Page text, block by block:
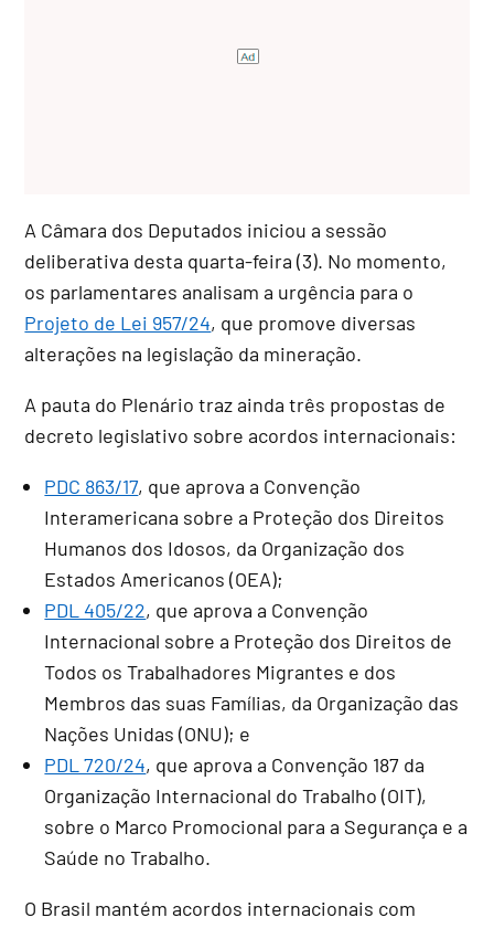
A Câmara dos Deputados iniciou a sessão
deliberativa desta quarta-feira (3). No momento,
os parlamentares analisam a urgência para o
Projeto de Lei 957/24, que promove diversas
alterações na legislação da mineração.
A pauta do Plenário traz ainda três propostas de
decreto legislativo sobre acordos internacionais:
PDC 863/17, que aprova a Convenção
Interamericana sobre a Proteção dos Direitos
Humanos dos Idosos, da Organização dos
Estados Americanos (OEA);
PDL 405/22, que aprova a Convenção
Internacional sobre a Proteção dos Direitos de
Todos os Trabalhadores Migrantes e dos
Membros das suas Famílias, da Organização das
Nações Unidas (ONU); e
PDL 720/24, que aprova a Convenção 187 da
Organização Internacional do Trabalho (OIT),
sobre o Marco Promocional para a Segurança e a
Saúde no Trabalho.
O Brasil mantém acordos internacionais com